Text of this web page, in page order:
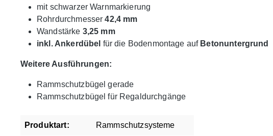
mit schwarzer Warnmarkierung
Rohrdurchmesser42,4 mm
Wandstärke 3,25 mm
inkl. Ankerdübel für die Bodenmontage auf Betonuntergrund
Weitere Ausführungen:
Rammschutzbügel gerade
Rammschutzbügel für Regaldurchgänge
Produktart: Rammschutzsysteme